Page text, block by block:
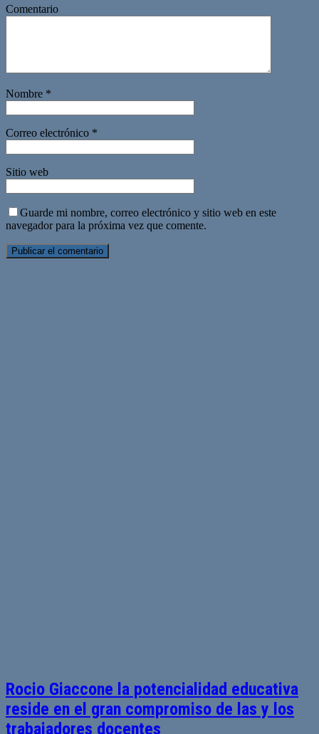
Comentario
Nombre *
Correo electrónico *
Sitio web
Guarde mi nombre, correo electrónico y sitio web en este
navegador para la próxima vez que comente.
Rocio Giaccone la potencialidad educativa
reside en el gran compromiso de las y los
trabajadores docentes